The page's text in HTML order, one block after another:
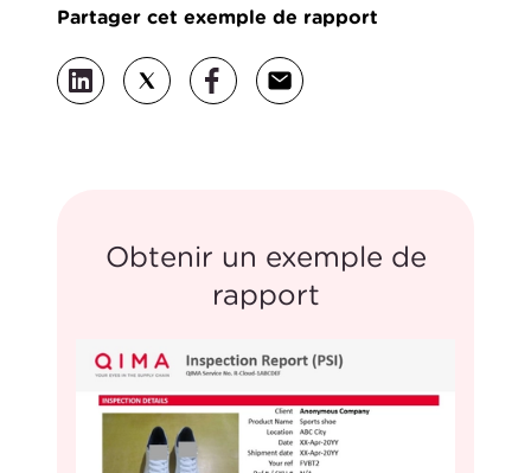
Partager cet exemple de rapport
Obtenir un exemple de
rapport